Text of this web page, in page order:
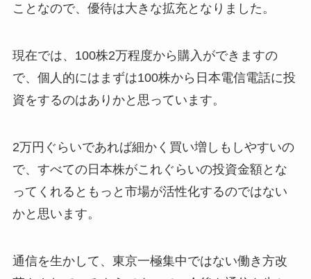
ことなので、優待は大きな拡充となりました。
現在では、100株2万程度から購入ができますの
で、個人的にはまずは100株から日本電信電話に投
資をするのはありかと思っています。
2万円ぐらいであれば細かく買い増しもしやすいの
で、すべての日本株がこれぐらいの投資金額とな
ってくれるともっと市場が活性化するのではない
かと思います。
通信を生かして、東京一極集中ではない働き方改